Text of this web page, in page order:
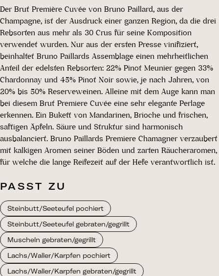
Der Brut Première Cuvée von Bruno Paillard, aus der
Champagne, ist der Ausdruck einer ganzen Region, da die drei
Rebsorten aus mehr als 30 Crus für seine Komposition
verwendet wurden. Nur aus der ersten Presse vinifiziert,
beinhaltet Bruno Paillards Assemblage einen mehrheitlichen
Anteil der edelsten Rebsorten: 22% Pinot Meunier gegen 33%
Chardonnay und 45% Pinot Noir sowie, je nach Jahren, von
20% bis 50% Reserveweinen. Alleine mit dem Auge kann man
bei diesem Brut Premiere Cuvée eine sehr elegante Perlage
erkennen. Ein Bukett von Mandarinen, Brioche und frischen,
saftigen Äpfeln. Säure und Struktur sind harmonisch
ausbalanciert. Bruno Paillards Premiere Chamagner verzaubert
mit kalkigen Aromen seiner Böden und zarten Räucheraromen,
für welche die lange Reifezeit auf der Hefe verantwortlich ist.
PASST ZU
Steinbutt/Seeteufel pochiert
Steinbutt/Seeteufel gebraten/gegrillt
Muscheln gebraten/gegrillt
Lachs/Waller/Karpfen pochiert
Lachs/Waller/Karpfen gebraten/gegrillt